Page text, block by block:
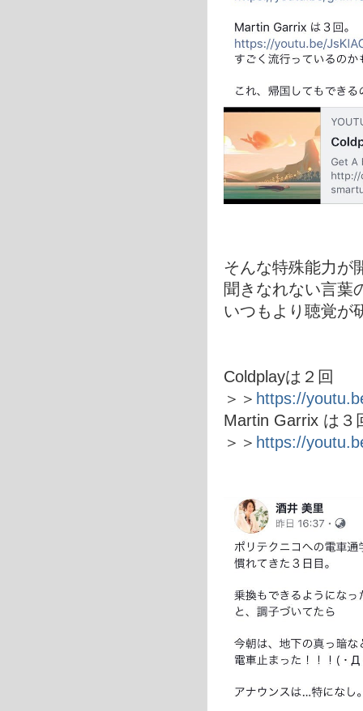
そんな特殊能力が
聞きなれない言葉
いつもより聴覚が
Coldplayは２回
＞＞ https://
Martin Garrix は３
＞＞ https://